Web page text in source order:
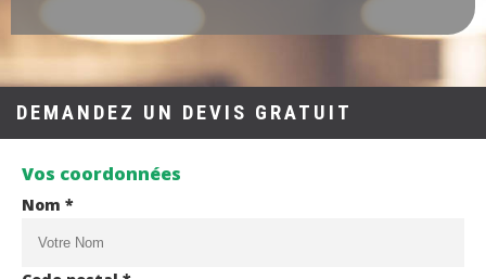
DEMANDEZ UN DEVIS GRATUIT
Vos coordonnées
Nom *